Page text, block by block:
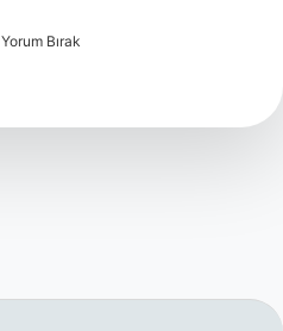
Yorum Bırak